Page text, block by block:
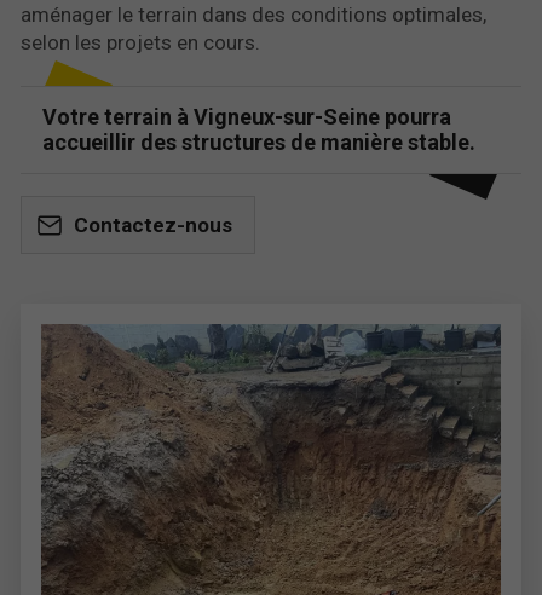
aménager le terrain dans des conditions optimales,
selon les projets en cours.
Votre terrain à Vigneux-sur-Seine pourra
accueillir des structures de manière stable.
Contactez-nous